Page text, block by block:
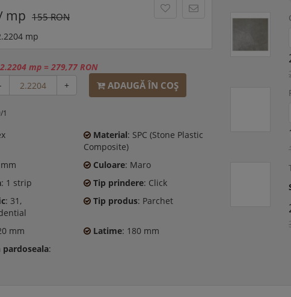
mp 155 RON
mp
2.2204 mp = 279,77 RON
+ ADAUGĂ ÎN COŞ
Material: SPC (Stone Plastic
Composite)
Culoare: Maro
: 1 strip Tip prindere: Click
: 31,
Tip produs: Parchet
mm Latime: 180 mm
: